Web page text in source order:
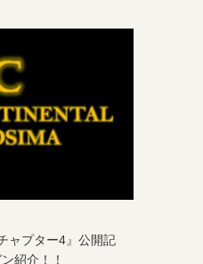
ャプター4』公開記
紹介！！